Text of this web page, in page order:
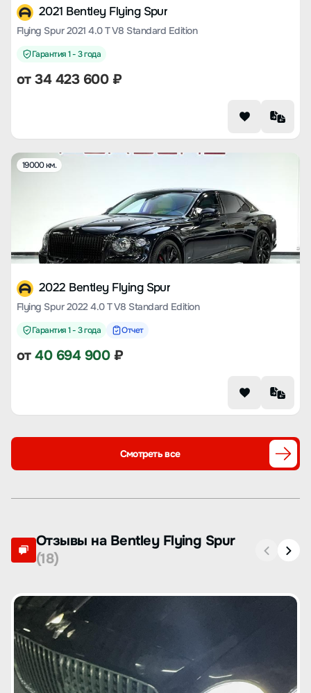
2021 Bentley Flying Spur
Flying Spur 2021 4.0 T V8 Standard Edition
Гарантия 1 - 3 года
от34 423 600₽
19000 км.
2022 Bentley Flying Spur
Flying Spur 2022 4.0 T V8 Standard Edition
Гарантия 1 - 3 года Отчет
от40 694 900₽
Смотреть все
Отзывы на Bentley Flying Spur
(18)